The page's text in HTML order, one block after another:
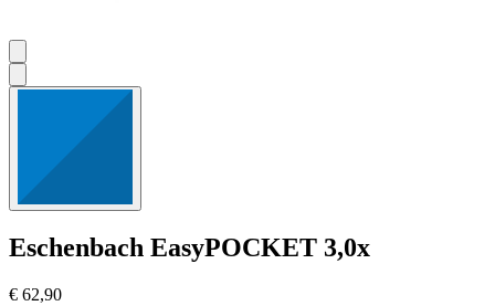
Eschenbach EasyPOCKET 3,0x
€ 62,90